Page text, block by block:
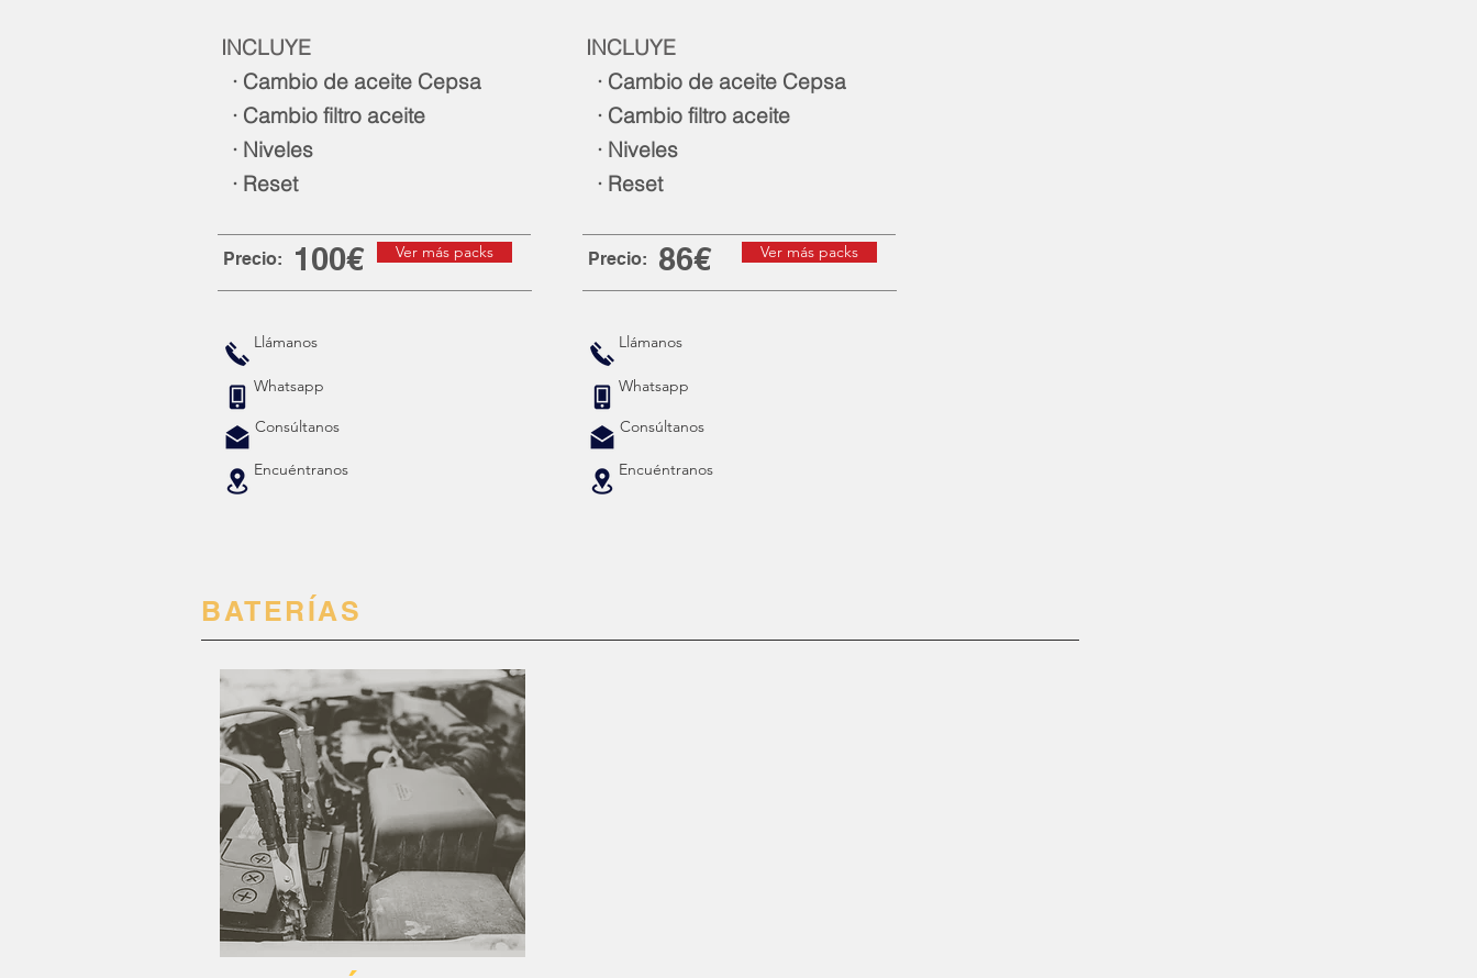
INCLUYE
· Cambio de aceite Cepsa
· Cambio filtro aceite
· Niveles
· Reset
Precio: 100€ Ver más packs
Llámanos
Whatsapp
Consúltanos
Encuéntranos
INCLUYE
· Cambio de aceite Cepsa
· Cambio filtro aceite
· Niveles
· Reset
Precio: 86€ Ver más packs
Llámanos
Whatsapp
Consúltanos
Encuéntranos
BATERÍAS